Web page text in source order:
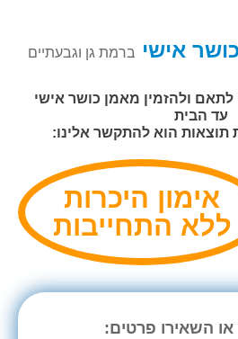
אישי ברמת גן וגבעתיים
ולהזמין מאמן כושר אישי
עד הבית
תוצאות הוא להתקשר אלינו:
אימון היכרות
ללא התחייבות
השאירו פרטים: